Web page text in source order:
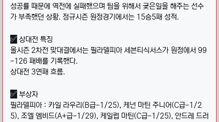
성공률 때문에 역전에 실패했으며 팀을 위해서 궂은일을 해주는 선수
가 부족했던 상황. 정규시즌 원정경기에서는 15승5패 성적.
✅ 상대전 특징
올시즌 2차전 맞대결에서는 필라델피아 세븐티식서스가 원정에서 99
-126 패배를 기록했다.
상대전 3연패 흐름.
✅ 부상자
필라델피아 : 카일 라우리(B급-1/25), 케넌 마틴 주니어(C급-1/2
5), 조엘 엠비드(A+급-1/29), 케일럽 마틴(C급-1/25), 안드레 드러